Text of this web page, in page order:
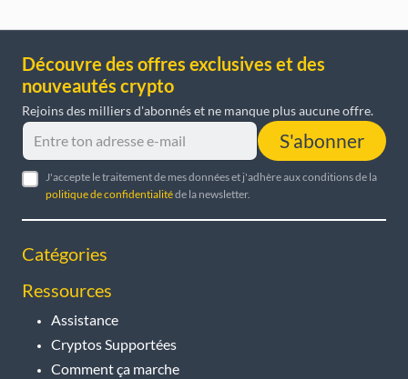
Découvre des offres exclusives et des
nouveautés crypto
Rejoins des milliers d'abonnés et ne manque plus aucune offre.
S'abonner
J'accepte le traitement de mes données et j'adhère aux conditions de la
politique de confidentialitéde la newsletter.
Catégories
Ressources
Assistance
Cryptos Supportées
Comment ça marche